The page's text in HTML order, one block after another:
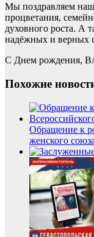
Мы поздравляем
процветания,
духовного роста. А
надёжных и верных
С Днем рождения,
Похожие
Обращение к
женского